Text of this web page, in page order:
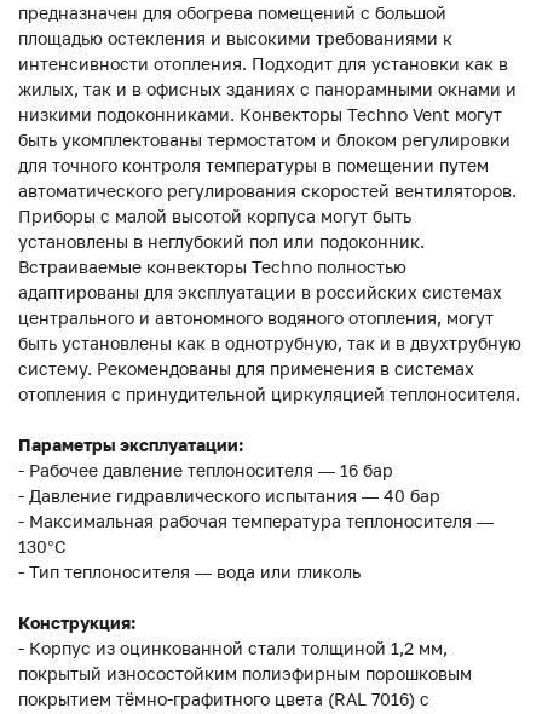
предназначен для обогрева помещений с большой
площадью остекления и высокими требованиями к
интенсивности отопления. Подходит для установки как в
жилых, так и в офисных зданиях с панорамными окнами и
низкими подоконниками. Конвекторы Techno Vent могут
быть укомплектованы термостатом и блоком регулировки
для точного контроля температуры в помещении путем
автоматического регулирования скоростей вентиляторов.
Приборы с малой высотой корпуса могут быть
установлены в неглубокий пол или подоконник.
Встраиваемые конвекторы Techno полностью
адаптированы для эксплуатации в российских системах
центрального и автономного водяного отопления, могут
быть установлены как в однотрубную, так и в двухтрубную
систему. Рекомендованы для применения в системах
отопления с принудительной циркуляцией теплоносителя.
Параметры эксплуатации:
- Рабочее давление теплоносителя — 16 бар
- Давление гидравлического испытания — 40 бар
- Максимальная рабочая температура теплоносителя —
130°С
- Тип теплоносителя — вода или гликоль
Конструкция:
- Корпус из оцинкованной стали толщиной 1,2 мм,
покрытый износостойким полиэфирным порошковым
покрытием тёмно-графитного цвета (RAL 7016) с